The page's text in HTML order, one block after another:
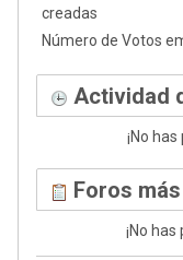
creadas
Número de Votos
Actividad
¡No
Foros
¡No